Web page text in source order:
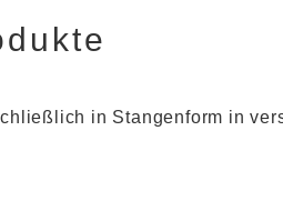
in Stangenform in